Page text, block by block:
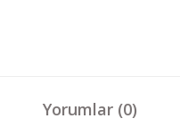
Yorumlar (0)